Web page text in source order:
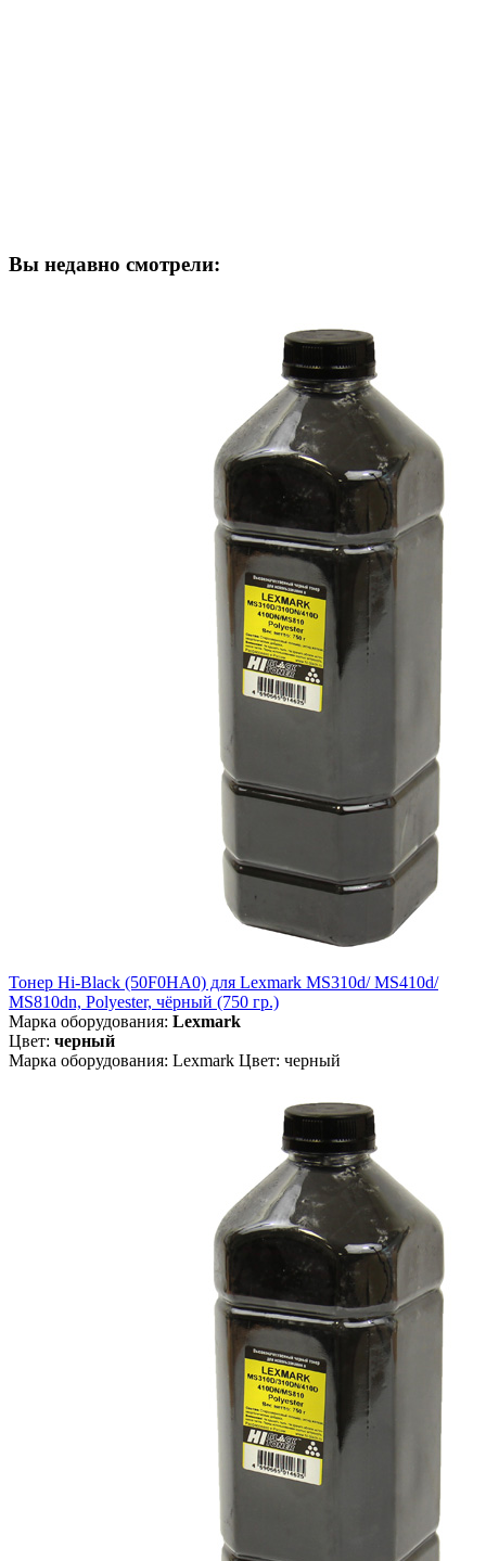
Вы недавно смотрели:
Тонер Hi-Black (50F0HA0) для Lexmark MS310d/ MS410d/
MS810dn, Polyester, чёрный (750 гр.)
Марка оборудования: Lexmark
Цвет: черный
Марка оборудования: Lexmark Цвет: черный